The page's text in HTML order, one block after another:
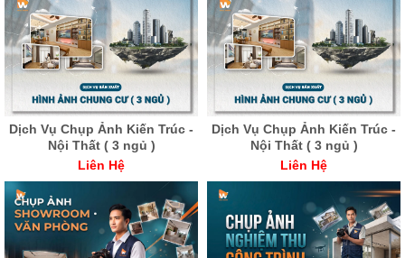
Dịch Vụ Chụp Ảnh Kiến Trúc -
Nội Thất ( 3 ngủ )
Liên Hệ
Dịch Vụ Chụp Ảnh Kiến Trúc -
Nội Thất ( 3 ngủ )
Liên Hệ